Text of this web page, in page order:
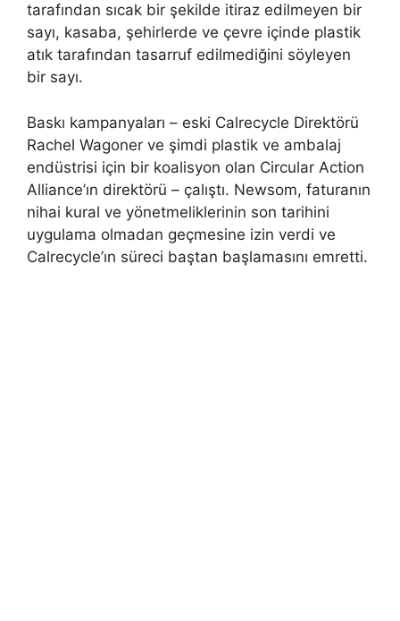
tarafından sıcak bir şekilde itiraz edilmeyen bir
sayı, kasaba, şehirlerde ve çevre içinde plastik
atık tarafından tasarruf edilmediğini söyleyen
bir sayı.
Baskı kampanyaları – eski Calrecycle Direktörü
Rachel Wagoner ve şimdi plastik ve ambalaj
endüstrisi için bir koalisyon olan Circular Action
Alliance’ın direktörü – çalıştı. Newsom, faturanın
nihai kural ve yönetmeliklerinin son tarihini
uygulama olmadan geçmesine izin verdi ve
Calrecycle’ın süreci baştan başlamasını emretti.